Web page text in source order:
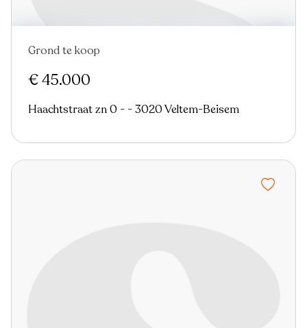
Grond te koop
€ 45.000
Haachtstraat zn 0 - - 3020 Veltem-Beisem